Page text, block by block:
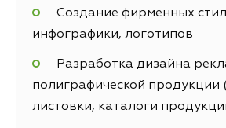
Создание фирменных
инфографики, логотипов
Разработка дизайна
полиграфической продукции
листовки, каталоги